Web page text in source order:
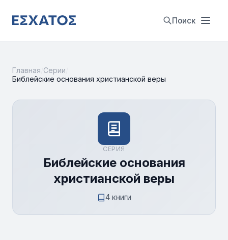
Поиск
Главная Серии
Библейские основания христианской веры
СЕРИЯ
Библейские основания
христианской веры
4 книги